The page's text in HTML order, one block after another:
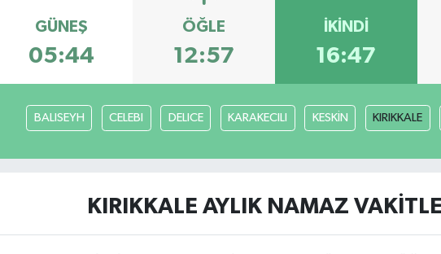
GÜNEŞ
05:44
ÖĞLE
12:57
İKINDI
16:47
BALISEYH CELEBI DELICE KARAKECILI KESKİN KIRIKKALE
KIRIKKALE AYLIK NAMAZ